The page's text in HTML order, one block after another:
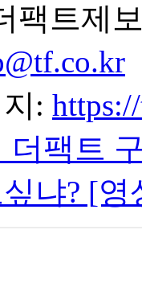
팩트제
:
더팩트
싶냐? [